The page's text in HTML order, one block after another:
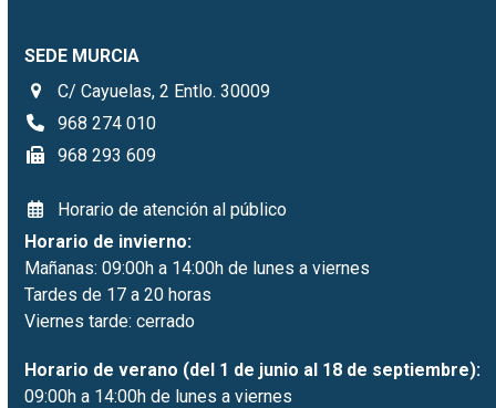
SEDE MURCIA
C/ Cayuelas, 2 Entlo. 30009
968 274 010
968 293 609
Horario de atención al público
Horario de invierno:
Mañanas: 09:00h a 14:00h de lunes a viernes
Tardes de 17 a 20 horas
Viernes tarde: cerrado
Horario de verano (del 1 de junio al 18 de septiembre):
09:00h a 14:00h de lunes a viernes